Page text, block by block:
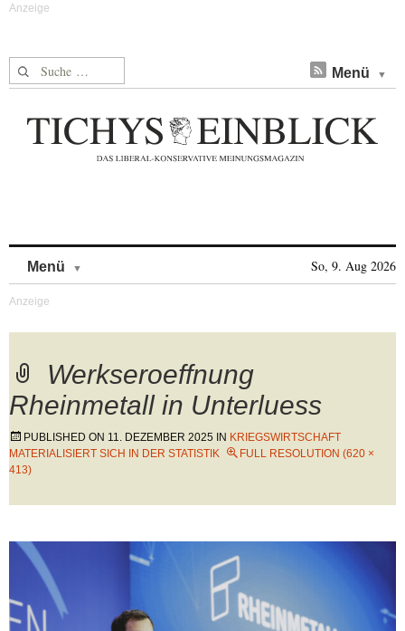
Suche nach: Menü
Menü So, 9. Aug 2026
Werkseroeffnung
Rheinmetall in Unterluess
PUBLISHED ON 11. DEZEMBER 2025 IN KRIEGSWIRTSCHAFT
MATERIALISIERT SICH IN DER STATISTIK
FULL RESOLUTION (620 ×
413)